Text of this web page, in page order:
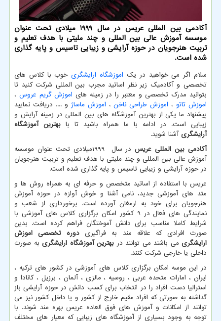
آكادمی بین المللی عریس در سال 1999 میلادی تحت عنوان
موسسه آموزش عالی بین المللی و چند ملیتی با هدف تعلیم و
تربیت هنرجویان در حوزه آرایشی و زیبایی تاسیس و پایه گذاری
شده است.
سلام اگر می خواهید در یک اموزشگاه ارایشگریخوب با کلاس های
تخصصی و آکادمیک زیر نظر اساتید مجرب بین المللی شرکت کنید تا
بتوانید مدرک تخصصی و معتبر را در زمینه های اموزش گریم عروس ،
اموزش تاتو، اموزش طراحی ناخن، اموزش ماساژ و .... دریافت نمایید
پیشنهاد ما یکی از بهترین آموزشگاه های بین المللی در زمینه آرایش و
زیبایی است. در ادامه با ما همراه باشید تا با بهترین آموزشگاه
آرایشگریآشنا شوید.
آکادمی بین المللی عریسدر سال 1999میلادی تحت عنوان موسسه
آموزش عالی بین المللی و چند ملیتی با هدف تعلیم و تربیت هنرجویان
در حوزه آرایشی و زیبایی تاسیس و پایه گذاری شده است.
عریس با استفاده از اساتید متخصص و حرفه ای به همراه روش ها و
متد های آموزشی جدید، نامی آشنا و خوش آوازه در حوزه آموزش
هنرجویان برای خود به ارمغان آورده است. برخورداری از شعب و
نمایندگی های فعال در 9 کشور امکان برگزاری کلاس های آموزشی با
شرایط کاملا مناسب برای دانش آموختگان فراهم کرده است. بدین
صورت افرادی که علاقه مند به فراگیری دوره تخصصی اموزش
ارایشگری می باشند می توانند در بهترین آموزشگاه ارایشگری به صورت
داخلی یا خارجی شرکت کنند.
در این موسه امکان برگزاری کلاس های آموزشی در کشور های ترکیه ،
ایران ، امارات متحده عربی ، روسیه ، مالزی ، آلمان ، برزیل ، کانادا و
استرالیا دست افراد را در انتخاب برای کسب دانش در حوزه آرایشی باز
گذاشته به صورتی که افراد مقیم خارج از کشور و یا داخل کشور نیز می
توانند از امکانات و آموزش های فوق العاده عریس بهره مند شوند. با
توجه به وجود بسیاری از آموزشگاه های زیبایی که معیار های مختلف